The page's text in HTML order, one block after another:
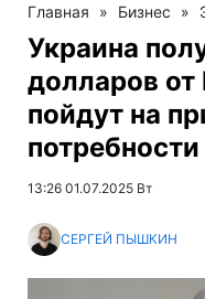
Главная » Бизнес »
Украина
долларов
пойдут на
потребности
13:26 01.07.2025 Вт
СЕРГЕЙ ПЫШКИН